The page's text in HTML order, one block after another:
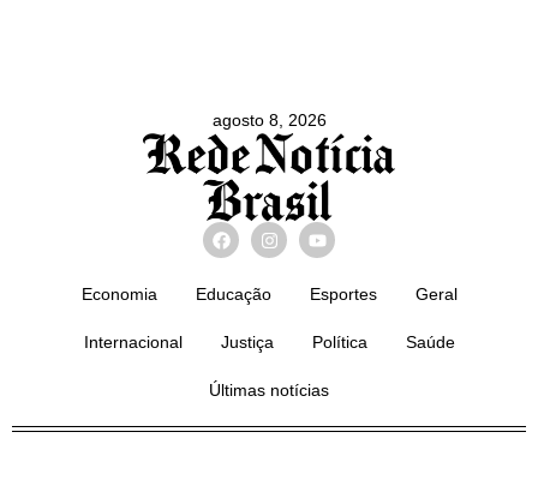
agosto 8, 2026
Economia Educação Esportes Geral
Internacional Justiça Política Saúde
Últimas notícias